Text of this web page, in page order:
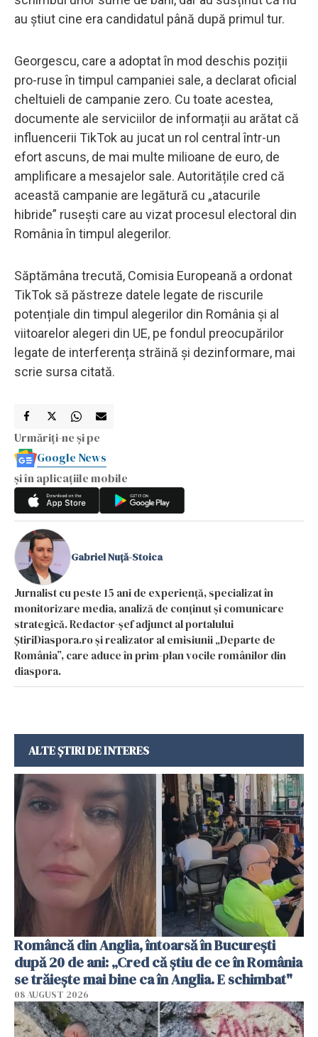
au știut cine era candidatul până după primul tur.
Georgescu, care a adoptat în mod deschis poziții
pro-ruse în timpul campaniei sale, a declarat oficial
cheltuieli de campanie zero. Cu toate acestea,
documente ale serviciilor de informații au arătat că
influencerii TikTok au jucat un rol central într-un
efort ascuns, de mai multe milioane de euro, de
amplificare a mesajelor sale. Autoritățile cred că
această campanie are legătură cu „atacurile
hibride” rusești care au vizat procesul electoral din
România în timpul alegerilor.
Săptămâna trecută, Comisia Europeană a ordonat
TikTok să păstreze datele legate de riscurile
potențiale din timpul alegerilor din România și al
viitoarelor alegeri din UE, pe fondul preocupărilor
legate de interferența străină și dezinformare, mai
scrie sursa citată.
Urmăriți-ne și pe
Google News
și în aplicațiile mobile
Gabriel Nuță-Stoica
Jurnalist cu peste 15 ani de experiență, specializat în
monitorizare media, analiză de conținut și comunicare
strategică. Redactor-șef adjunct al portalului
ȘtiriDiaspora.ro și realizator al emisiunii „Departe de
România”, care aduce în prim-plan vocile românilor din
diaspora.
ALTE ȘTIRI DE INTERES
Româncă din Anglia, întoarsă în București
după 20 de ani: „Cred că știu de ce în România
se trăiește mai bine ca în Anglia. E schimbat"
08 AUGUST 2026